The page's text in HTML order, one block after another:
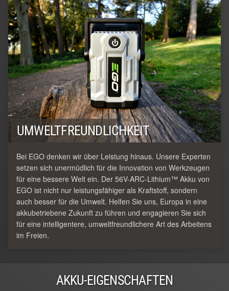
UMWELTFREUNDLICHKEIT
Bei EGO denken wir über Leistung hinaus. Unsere Experten
setzen sich unermüdlich für die Innovation von Werkzeugen
für eine bessere Welt ein. Der 56V-ARC-Lithium™ Akku von
EGO ist nicht nur leistungsfähiger als Kraftstoff, sondern
auch besser für die Umwelt. Helfen Sie uns, Europa in eine
akkubetriebene Zukunft zu führen und engagieren Sie sich
für eine intelligentere, umweltfreundlichere Art des Arbeitens
im Freien.
AKKU-EIGENSCHAFTEN